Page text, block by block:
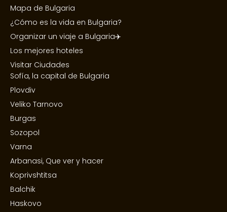
Mapa de Bulgaria
¿Cómo es la vida en Bulgaria?
Organizar un viaje a Bulgaria✈️
Los mejores hoteles
Visitar Ciudades
Sofía, la capital de Bulgaria
Plovdiv
Veliko Tarnovo
Burgas
Sozopol
Varna
Arbanasi, Que ver y hacer
Koprivshtitsa
Balchik
Haskovo